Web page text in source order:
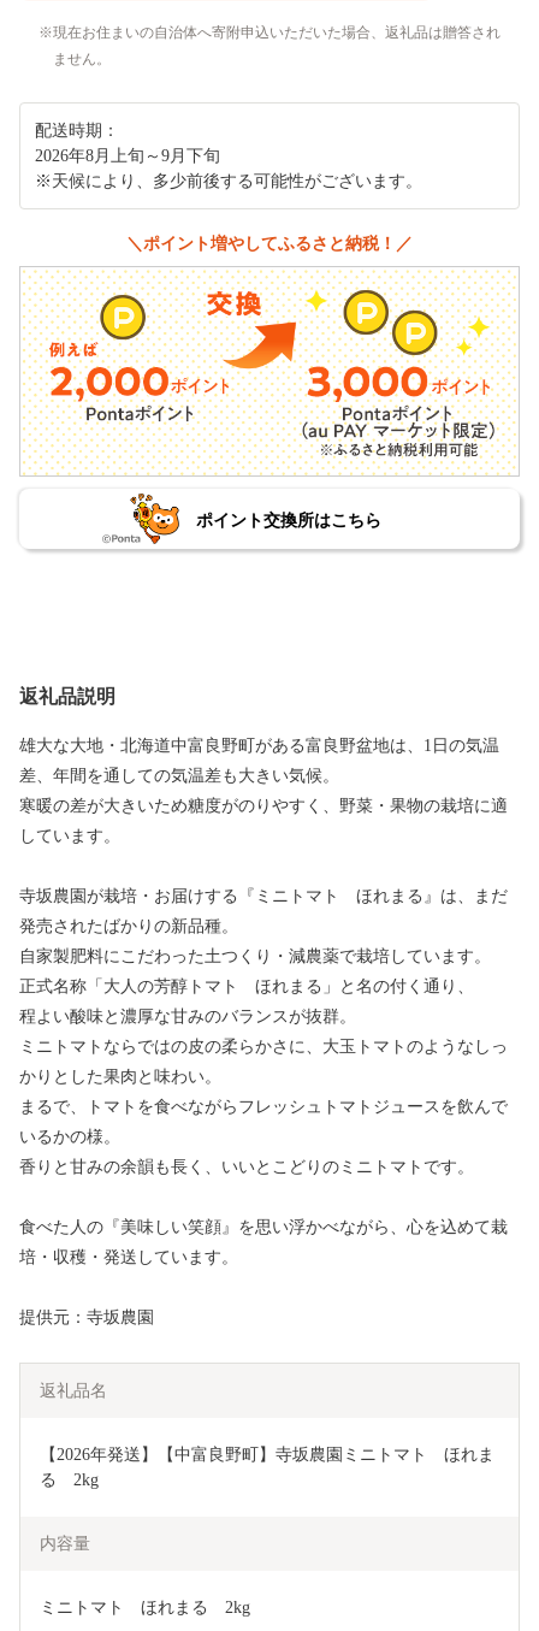
現在お住まいの自治体へ寄附申込いただいた場合、返礼品は贈答され
ません。
配送時期：
2026年8月上旬～9月下旬
※天候により、多少前後する可能性がございます。
＼ポイント増やしてふるさと納税！／
ポイント交換所はこちら
返礼品説明
雄大な大地・北海道中富良野町がある富良野盆地は、1日の気温
差、年間を通しての気温差も大きい気候。
寒暖の差が大きいため糖度がのりやすく、野菜・果物の栽培に適
しています。
寺坂農園が栽培・お届けする『ミニトマト ほれまる』は、まだ
発売されたばかりの新品種。
自家製肥料にこだわった土つくり・減農薬で栽培しています。
正式名称「大人の芳醇トマト ほれまる」と名の付く通り、
程よい酸味と濃厚な甘みのバランスが抜群。
ミニトマトならではの皮の柔らかさに、大玉トマトのようなしっ
かりとした果肉と味わい。
まるで、トマトを食べながらフレッシュトマトジュースを飲んで
いるかの様。
香りと甘みの余韻も長く、いいとこどりのミニトマトです。
食べた人の『美味しい笑顔』を思い浮かべながら、心を込めて栽
培・収穫・発送しています。
提供元：寺坂農園
返礼品名
【2026年発送】【中富良野町】寺坂農園ミニトマト　ほれま
る　2kg
内容量
ミニトマト　ほれまる　2kg